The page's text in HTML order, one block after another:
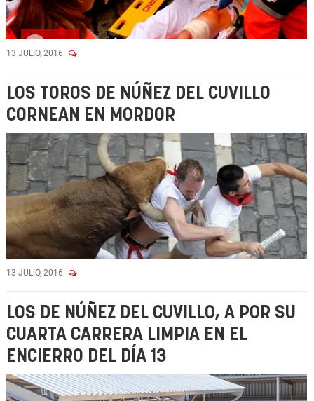
13 JULIO, 2016
LOS TOROS DE NÚÑEZ DEL CUVILLO
CORNEAN EN MORDOR
13 JULIO, 2016
LOS DE NÚÑEZ DEL CUVILLO, A POR SU
CUARTA CARRERA LIMPIA EN EL
ENCIERRO DEL DÍA 13